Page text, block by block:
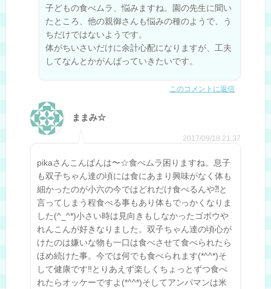
子どもの食べムラ、悩みますね。園の先生に聞い
たところ、他の親御さんも悩みの種のようで、う
ちだけではないようです。
体がちいさいだけに余計心配になりますが、工夫
してなんとかがんばっていきたいです。
このコメントに返信
ままみ☆
2017/09/18 21:37
pikaさんこんばんは〜☆食べムラ困りますね。息子
も双子ちゃん達の頃には食にあまり興味がなく体も
細かったのが小六の今ではどれだけ食べるんや⁈と
言ってしまう程食べる事もあり体もでっかくなりま
した(^_^*)小さい時は見向きもしなかったゴボウや
れんこんが好きなりました。双子ちゃん達の頃心が
けたのは嫌いな物も一口は食べさせて食べられたら
ほめ続けた事。今では何でも食べられます(*^^*)そ
して健康です‼︎とりあえず楽しくちょっとずつ食べ
れたらオッケーですよ(*^^*)そしてアンパマンは米